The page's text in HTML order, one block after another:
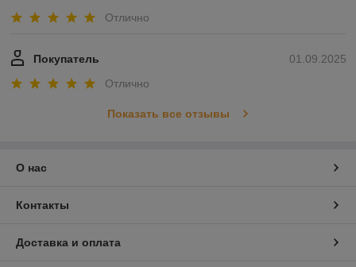
Отлично
01.09.2025
Покупатель
Отлично
Показать все отзывы
О нас
Контакты
Доставка и оплата